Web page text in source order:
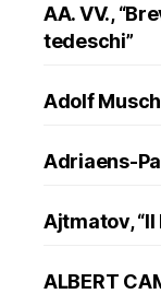
AA. VV.,
tedeschi”
Adolf
Adriaens-
Ajtmatov,
ALBERT